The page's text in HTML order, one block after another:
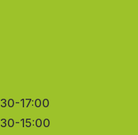
17:00
15:00